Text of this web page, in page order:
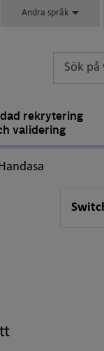
Andra språk
rekrytering
validering